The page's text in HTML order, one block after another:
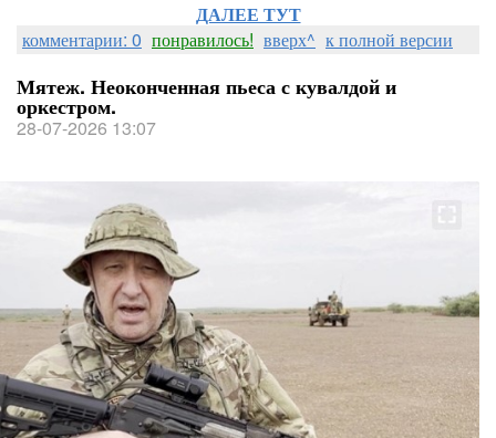
ДАЛЕЕ ТУТ
комментарии: 0 понравилось! вверх^ к полной версии
Мятеж. Неоконченная пьеса с кувалдой и
оркестром.
28-07-2026 13:07